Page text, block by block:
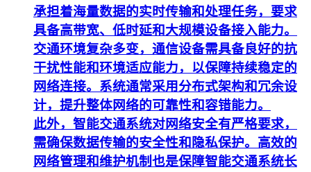
承担着海量数据的实时传输和处理任务，要求
具备高带宽、低时延和大规模设备接入能力。
交通环境复杂多变，通信设备需具备良好的抗
干扰性能和环境适应能力，以保障持续稳定的
网络连接。系统通常采用分布式架构和冗余设
计，提升整体网络的可靠性和容错能力。
此外，智能交通系统对网络安全有严格要求，
需确保数据传输的安全性和隐私保护。高效的
网络管理和维护机制也是保障智能交通系统长